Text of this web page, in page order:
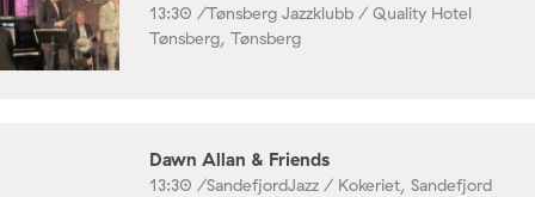
13:30 /Tønsberg Jazzklubb / Quality Hotel
Tønsberg, Tønsberg
Dawn Allan & Friends
13:30 /SandefjordJazz / Kokeriet, Sandefjord